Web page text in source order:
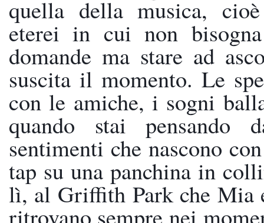
quella della musica,
eterei in cui non
domande ma stare ad
suscita il momento. Le
con le amiche, i sogni
quando stai
sentimenti che nascono
tap su una panchina in
lì, al Griffith Park che Mia
ritrovano sempre nei